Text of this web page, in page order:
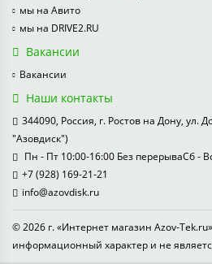
мы на Авито
мы на DRIVE2.RU
Вакансии
Вакансии
Наши контакты
344090, Россия, г. Ростов на Дону, ул.
"Азовдиск")
Пн - Пт 10:00-16:00 Без перерываСб -
+7 (928) 169-21-21
info@azovdisk.ru
© 2026 г. «Интернет магазин Azov-
информационный характер и не